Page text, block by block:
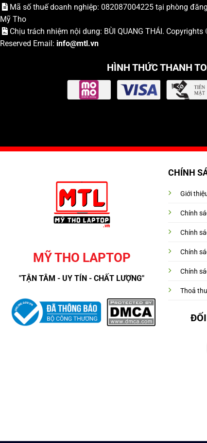
Mã số thuế doanh nghiệp: 082087004225 tại phòng
Mỹ Tho
Chịu trách nhiệm nội dung: BÙI QUANG THÁI.
Reserved Email: info@mtl.vn
HÌNH THỨC THANH
MỸ THO LAPTOP
"TẬN TÂM - UY TÍN - CHẤT LƯỢNG"
CHÍNH
Giới
Chính
Chính
Chính
Chính
Thoả